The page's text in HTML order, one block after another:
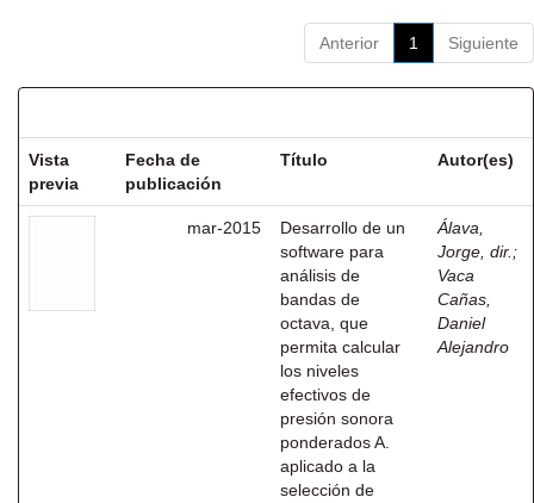
Anterior 1 Siguiente
Vista
previa
Fecha de
publicación
Título Autor(es)
mar-2015
Desarrollo de un
software para
análisis de
bandas de
octava, que
permita calcular
los niveles
efectivos de
presión sonora
ponderados A.
aplicado a la
selección de
Álava,
Jorge, dir. ;
Vaca
Cañas,
Daniel
Alejandro